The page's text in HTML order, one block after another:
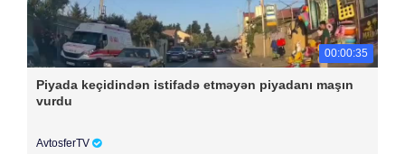
00:00:35
Piyada keçidindən istifadə etməyən piyadanı maşın
vurdu
AvtosferTV